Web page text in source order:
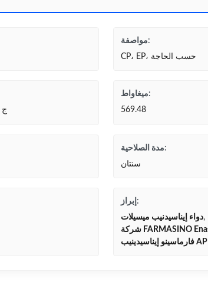
مواصفة:
CP، EP، حسب الحاجة
ج
ميغاواط:
569.48
مدة الصلاحية:
سنتان
إبراز:
دواء إيناسيدنيب ميسيلات,
فارماسينو إيناسيدينيب API